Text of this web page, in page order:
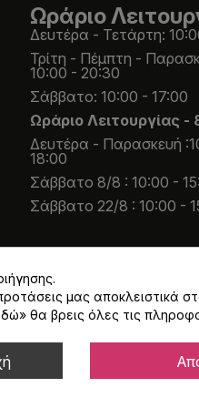
Ωράριο
Δευτέρα - Τετάρτη:
Τρίτη - Πέμπτη -
10:00 - 20:30
Σάββατο: 10:00 - 17:00
Ωράριο Λειτουργίας -
Δευτέρα - Παρασκευή
18:00
Σάββατο 8/8 : 10:00 -
Σάββατο 22/8 : 10:00 -
μας αποκλειστικά
» θα βρεις όλες τις